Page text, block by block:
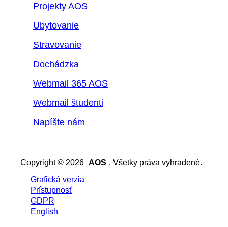
Projekty AOS
Ubytovanie
Stravovanie
Dochádzka
Webmail 365 AOS
Webmail študenti
Napíšte nám
Copyright © 2026 AOS . Všetky práva vyhradené.
Grafická verzia
Prístupnosť
GDPR
English